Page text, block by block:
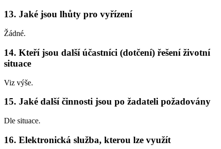
13. Jaké jsou lhůty pro vyřízení
Žádné.
14. Kteří jsou další účastníci (dotčení) řešení životní
situace
Viz výše.
15. Jaké další činnosti jsou po žadateli požadovány
Dle situace.
16. Elektronická služba, kterou lze využít